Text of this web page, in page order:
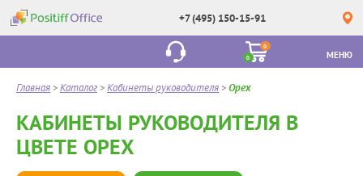
+7 (495) 150-15-91
0
0
МЕНЮ
Главная >Каталог >Кабинеты руководителя >Орех
КАБИНЕТЫ РУКОВОДИТЕЛЯ В
ЦВЕТЕ ОРЕХ